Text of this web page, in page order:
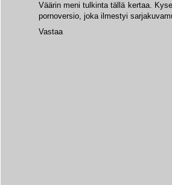
Väärin meni tulkinta tällä kertaa.
pornoversio, joka ilmestyi
Vastaa